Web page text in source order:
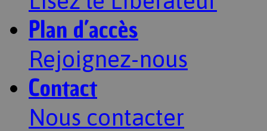
Plan d’accès
Rejoignez-nous
Contact
Nous contacter